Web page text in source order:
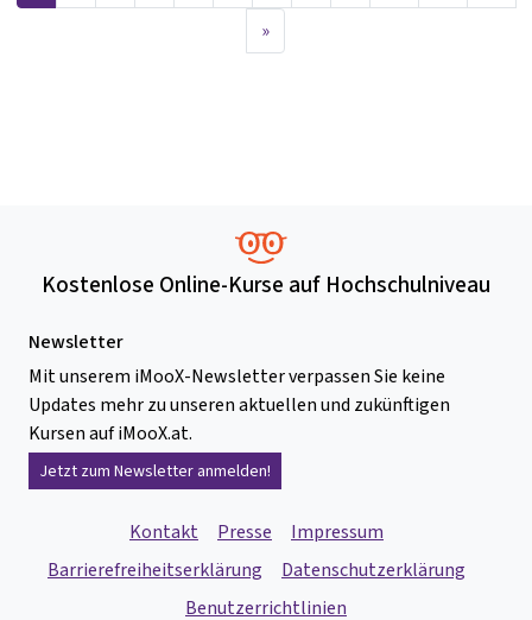
»Nächste Seite
Kostenlose Online-Kurse auf Hochschulniveau
Newsletter
Mit unserem iMooX-Newsletter verpassen Sie keine
Updates mehr zu unseren aktuellen und zukünftigen
Kursen auf iMooX.at.
Jetzt zum Newsletter anmelden!
Kontakt Presse
Impressum
Barrierefreiheitserklärung
Datenschutzerklärung
Benutzerrichtlinien